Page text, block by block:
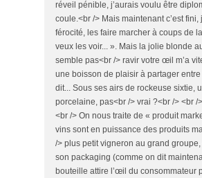
réveil pénible, j’aurais voulu être
coule.<br /> Mais maintenant c’est
férocité, les faire marcher à coups de
veux les voir... ». Mais la jolie blonde
semble pas<br /> ravir votre œil m’a
une boisson de plaisir à partager
dit... Sous ses airs de rockeuse sixtie,
porcelaine, pas<br /> vrai ?<br /> <br /
<br /> On nous traite de « produit
vins sont en puissance des produits
/> plus petit vigneron au grand
son packaging (comme on dit
bouteille attire l’œil du consommateur